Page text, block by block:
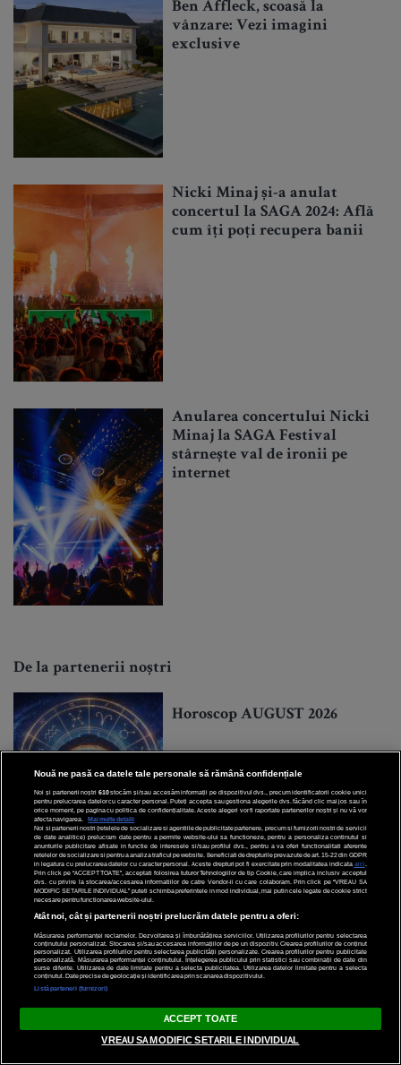
Ben Affleck, scoasă la
vânzare: Vezi imagini
exclusive
Nicki Minaj și-a anulat
concertul la SAGA 2024: Află
cum îți poți recupera banii
Anularea concertului Nicki
Minaj la SAGA Festival
stârnește val de ironii pe
internet
De la partenerii noștri
Horoscop AUGUST 2026
Zodia BINECUVÂNTATĂ în
2026. Va avea cel mai bun an
din ultimul deceniu!
Nouă ne pasă ca datele tale personale să rămână confidențiale
Noi și partenerii noștri 610stocăm și/sau accesăm informații pe dispozitivul dvs., precum identificatorii cookie unici
pentru prelucrarea datelor cu caracter personal. Puteți accepta sau gestiona alegerile dvs. făcând clic mai jos sau în
orice moment, pe pagina cu politica de confidențialitate. Aceste alegeri vor fi raportate partenerilor noștri și nu vă vor
afecta navigarea.
Mai multe detalii
Noi si partenerii nostri (retelele de socializare si agentiile de publicitate partenere, precum si furnizorii nostri de servicii
de date analitice) prelucram date pentru a permite website-ului sa functioneze, pentru a personaliza continutul si
anunturile publicitare afisate in functie de interesele si/sau profilul dvs., pentru a va oferi functionalitati aferente
retelelor de socializare si pentru a analiza traficul pe website. Beneficiati de drepturile prevazute de art. 15-22 din GDPR
in legatura cu prelucrarea datelor cu caracter personal. Aceste drepturi pot fi exercitate prin modalitatea indicata aici
Prin click pe “ACCEPT TOATE”, acceptati folosirea tuturor Tehnologiilor de tip Cookie, care implica inclusiv acceptul
dvs. cu privire la stocarea/accesarea informatiilor de catre Vendor-ii cu care colaboram. Prin click pe “VREAU SA
MODIFIC SETARILE INDIVIDUAL” puteti schimba preferintele in mod individual, mai putin cele legate de cookie strict
necesare pentru functionarea website-ului.
Atât noi, cât și partenerii noștri prelucrăm datele pentru a oferi:
Măsurarea performanței reclamelor. Dezvoltarea și îmbunătățirea serviciilor. Utilizarea profilurilor pentru selectarea
conținutului personalizat. Stocarea și/sau accesarea informațiilor de pe un dispozitiv. Crearea profilurilor de conținut
personalizat. Utilizarea profilurilor pentru selectarea publicității personalizate. Crearea profilurilor pentru publicitate
personalizată. Măsurarea performanței conținutului. Înțelegerea publicului prin statistici sau combinații de date din
surse diferite. Utilizarea de date limitate pentru a selecta publicitatea. Utilizarea datelor limitate pentru a selecta
conținutul. Date precise de geolocație și identificarea prin scanarea dispozitivului.
Listă parteneri (furnizori)
ACCEPT TOATE
VREAU SA MODIFIC SETARILE INDIVIDUAL